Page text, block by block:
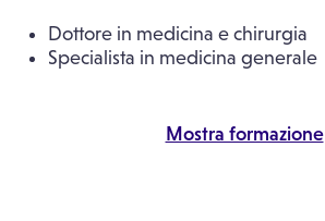
Dottore in medicina e chirurgia
Specialista in medicina generale
Mostra formazione